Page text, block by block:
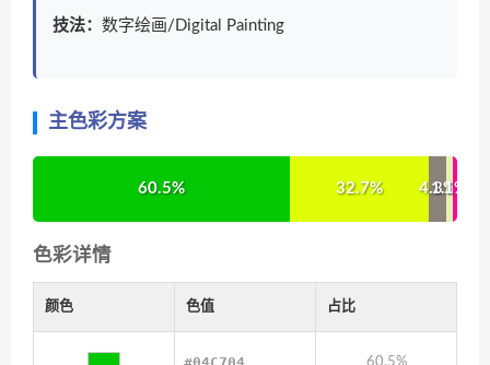
技法： 数字绘画/Digital Painting
主色彩方案
60.5% 32.7% 4.3%
1.5%
1%
色彩详情
颜色 色值 占比